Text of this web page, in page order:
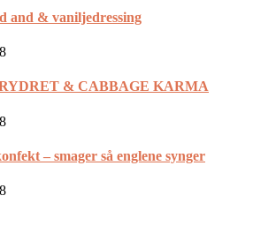
and & vaniljedressing
& CABBAGE KARMA
– smager så englene synger